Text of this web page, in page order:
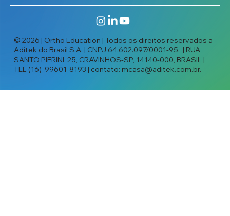
© 2026 | Ortho Education | Todos os direitos reservados a
Aditek do Brasil S.A. | CNPJ 64.602.097/0001-95. | RUA
SANTO PIERINI, 25, CRAVINHOS-SP, 14140-000, BRASIL |
TEL (16) 99601-8193 | contato: mcasa@aditek.com.br.